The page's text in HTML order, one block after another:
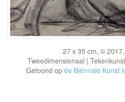
27 x 35 cm, ©
Tweedimensionaal |
Getoond op 6e Biënnale Kunst